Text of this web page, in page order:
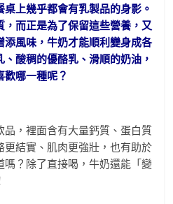
上幾乎都會有乳製品的身影。
而正是為了保留這些營養，又
添風味，牛奶才能順利變身成各
酸稠的優酪乳、滑順的奶油，
歡哪一種呢？
品，裡面含有大量鈣質、蛋白質
更結實、肌肉更強壯，也有助於
嗎？除了直接喝，牛奶還能「變